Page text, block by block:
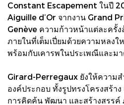
Constant Escapement ในปี
Aiguille d’Or จากงาน Grand
Genève ความก้าวหน้าแต่ละครั้
ภายในที่เต็มเปี่ยมด้วยความหลง
พร้อมกับเคารพในประเพณีและมา
Girard-Perregaux ยังให้ความ
องค์ประกอบ ทั้งรูปทรงโครงสร้า
การคิดค้น พัฒนา และสร้างสรรค์